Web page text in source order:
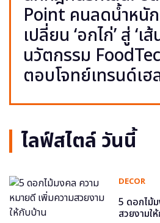
Point คนลดน้ำหนัก
เปลี่ยน ‘อกไก่’ สู่ ‘เ
นวัตกรรม
ตอบโจทย์เทรนด์เฮ
ไลฟ์สไตล์ วันนี้
DECOR
5 ดอกไม้
สวยงามใ